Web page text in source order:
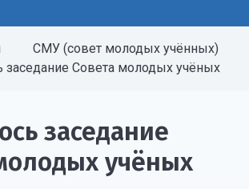
СМУ (совет молодых учённых)
заседание Совета молодых учёных
заседание
учёных